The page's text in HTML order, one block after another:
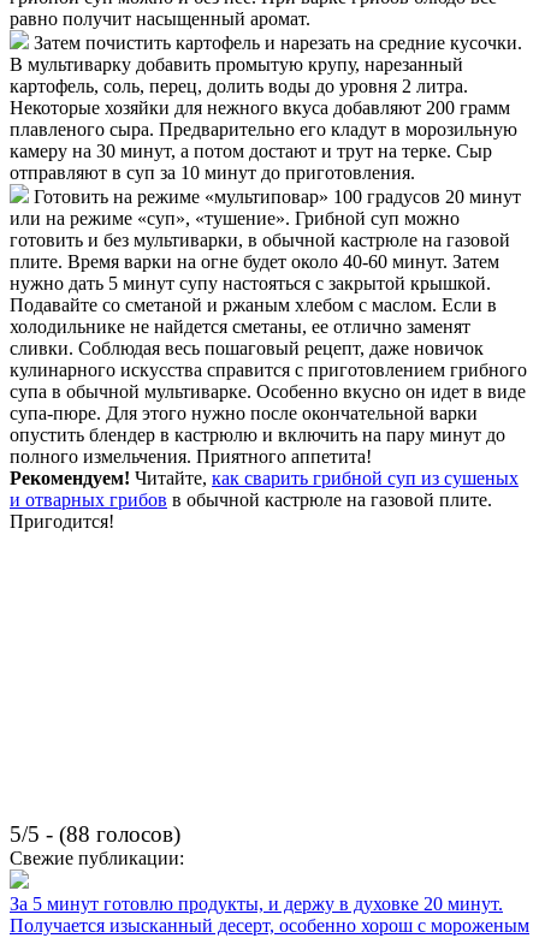
равно получит насыщенный аромат.
Затем почистить картофель и нарезать на средние кусочки.
В мультиварку добавить промытую крупу, нарезанный
картофель, соль, перец, долить воды до уровня 2 литра.
Некоторые хозяйки для нежного вкуса добавляют 200 грамм
плавленого сыра. Предварительно его кладут в морозильную
камеру на 30 минут, а потом достают и трут на терке. Сыр
отправляют в суп за 10 минут до приготовления.
Готовить на режиме «мультиповар» 100 градусов 20 минут
или на режиме «суп», «тушение». Грибной суп можно
готовить и без мультиварки, в обычной кастрюле на газовой
плите. Время варки на огне будет около 40-60 минут. Затем
нужно дать 5 минут супу настояться с закрытой крышкой.
Подавайте со сметаной и ржаным хлебом с маслом. Если в
холодильнике не найдется сметаны, ее отлично заменят
сливки. Соблюдая весь пошаговый рецепт, даже новичок
кулинарного искусства справится с приготовлением грибного
супа в обычной мультиварке. Особенно вкусно он идет в виде
супа-пюре. Для этого нужно после окончательной варки
опустить блендер в кастрюлю и включить на пару минут до
полного измельчения. Приятного аппетита!
Рекомендуем! Читайте, как сварить грибной суп из сушеных
и отварных грибов в обычной кастрюле на газовой плите.
Пригодится!
5/5 - (88 голосов)
Свежие публикации:
За 5 минут готовлю продукты, и держу в духовке 20 минут.
Получается изысканный десерт, особенно хорош с мороженым